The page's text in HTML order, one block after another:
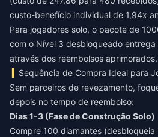
custo-benefício individual de 1,94x
Para jogadores solo, o pacote de
com o Nível 3 desbloqueado
através dos reembolsos aprimorados.
Sequência de Compra Ideal para
Sem parceiros de revezamento,
depois no tempo de reembolso:
Dias 1-3 (Fase de Construção Solo)
Compre 100 diamantes (desbloqueia